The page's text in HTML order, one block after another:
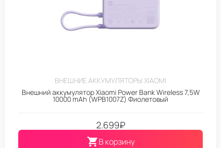
ВНЕШНИЕ АККУМУЛЯТОРЫ XIAOMI
Внешний аккумулятор Xiaomi Power Bank Wireless 7,5W
10000 mAh (WPB1007Z) Фиолетовый
2.699₽
В корзину